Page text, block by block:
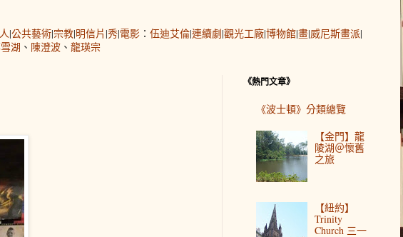
|公共藝術|宗教|明信片 |秀|電影 ： 伍迪艾倫|連續劇|觀光工廠|博物館|畫|威尼斯畫派|
湖 、 陳澄波 、 龍瑛宗
《熱門文章》
《波士頓》分類總覽
【金門】龍
陵湖＠懷舊
之旅
【紐約】
Trinity
Church 三一